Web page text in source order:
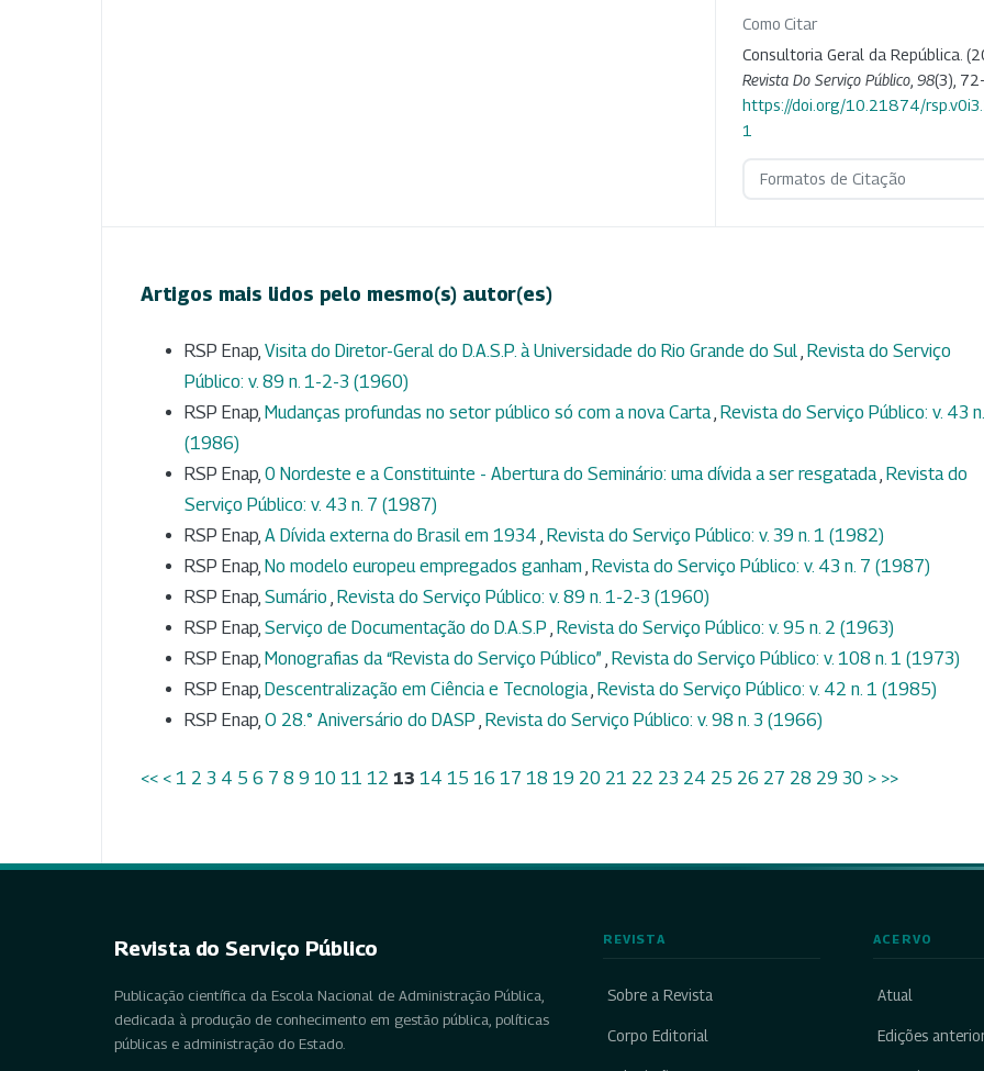
Como Citar
Consultoria Geral da República.
Revista Do Serviço Público 98(3),
https://doi.org/10.21874/
1
Formatos de Citação
Artigos mais lidos pelo mesmo(s) autor(es)
RSP Enap, Visita do Diretor-Geral do D.A.S.P. à Universidade do Rio Grande do Sul, Revista do Serviço
Público: v. 89 n. 1-2-3 (1960)
RSP Enap, Mudanças profundas no setor público só com a nova Carta, Revista do Serviço Público: v. 43
(1986)
RSP Enap, 0 Nordeste e a Constituinte - Abertura do Seminário: uma dívida a ser resgatada, Revista do
Serviço Público: v. 43 n. 7 (1987)
RSP Enap, A Dívida externa do Brasil em 1934 , Revista do Serviço Público: v. 39 n. 1 (1982)
RSP Enap, No modelo europeu empregados ganham , Revista do Serviço Público: v. 43 n. 7 (1987)
RSP Enap, Sumário , Revista do Serviço Público: v. 89 n. 1-2-3 (1960)
RSP Enap, Serviço de Documentação do D.A.S.P , Revista do Serviço Público: v. 95 n. 2 (1963)
RSP Enap, Monografias da “Revista do Serviço Público” , Revista do Serviço Público: v. 108 n. 1 (1973)
RSP Enap, Descentralização em Ciência e Tecnologia, Revista do Serviço Público: v. 42 n. 1 (1985)
RSP Enap, O 28.° Aniversário do DASP , Revista do Serviço Público: v. 98 n. 3 (1966)
<< < 1 2 3 4 5 6 7 8 9 10 11 12 13 14 15 16 17 18 19 20 21 22 23 24 25 26 27 28 29 30 > >>
Revista do Serviço Público
Publicação científica da Escola Nacional de Administração Pública,
dedicada à produção de conhecimento em gestão pública, políticas
públicas e administração do Estado.
REVISTA
Sobre a Revista
Corpo Editorial
ACERVO
Atual
Edições